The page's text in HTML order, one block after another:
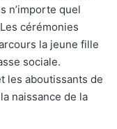
n’importe quel
cérémonies
la jeune fille
sociale.
les aboutissants de
naissance de la